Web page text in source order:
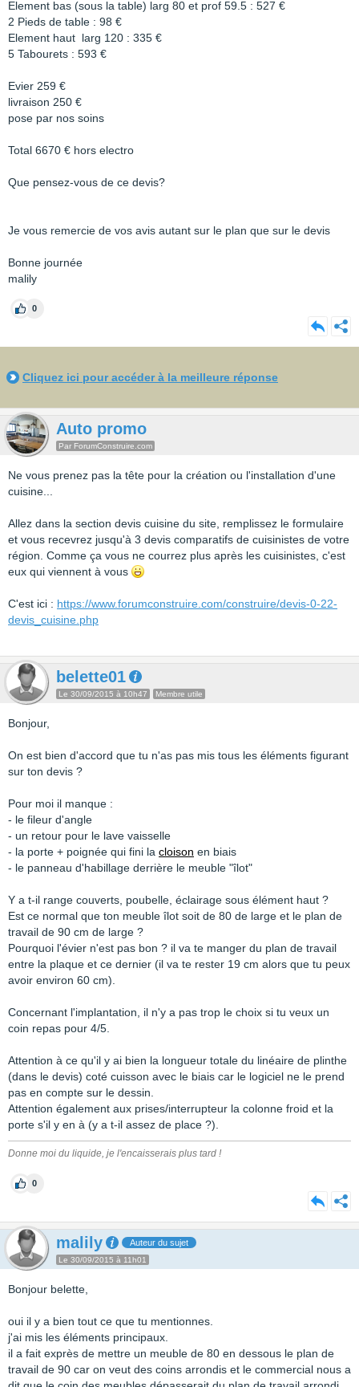
Element bas (sous la table) larg 80 et prof 59.5 : 527 €
2 Pieds de table : 98 €
Element haut larg 120 : 335 €
5 Tabourets : 593 €
Evier 259 €
livraison 250 €
pose par nos soins
Total 6670 € hors electro
Que pensez-vous de ce devis?
Je vous remercie de vos avis autant sur le plan que sur le devis
Bonne journée
malily
0
Cliquez ici pour accéder à la meilleure réponse
Auto promo
Par ForumConstruire.com
Ne vous prenez pas la tête pour la création ou l'installation d'une
cuisine...
Allez dans la section devis cuisine du site, remplissez le formulaire
et vous recevrez jusqu'à 3 devis comparatifs de cuisinistes de votre
région. Comme ça vous ne courrez plus après les cuisinistes, c'est
eux qui viennent à vous
C'est ici : https://www.forumconstruire.com/construire/devis-0-22-
devis_cuisine.php
belette01
Le 30/09/2015 à 10h47 Membre utile
Bonjour,
On est bien d'accord que tu n'as pas mis tous les éléments figurant
sur ton devis ?
Pour moi il manque :
- le fileur d'angle
- un retour pour le lave vaisselle
- la porte + poignée qui fini la cloison en biais
- le panneau d'habillage derrière le meuble "îlot"
Y a t-il range couverts, poubelle, éclairage sous élément haut ?
Est ce normal que ton meuble îlot soit de 80 de large et le plan de
travail de 90 cm de large ?
Pourquoi l'évier n'est pas bon ? il va te manger du plan de travail
entre la plaque et ce dernier (il va te rester 19 cm alors que tu peux
avoir environ 60 cm).
Concernant l'implantation, il n'y a pas trop le choix si tu veux un
coin repas pour 4/5.
Attention à ce qu'il y ai bien la longueur totale du linéaire de plinthe
(dans le devis) coté cuisson avec le biais car le logiciel ne le prend
pas en compte sur le dessin.
Attention également aux prises/interrupteur la colonne froid et la
porte s'il y en à (y a t-il assez de place ?).
Donne moi du liquide, je l'encaisserais plus tard !
0
malily Auteur du sujet
Le 30/09/2015 à 11h01
Bonjour belette,
oui il y a bien tout ce que tu mentionnes.
j'ai mis les éléments principaux.
il a fait exprès de mettre un meuble de 80 en dessous le plan de
travail de 90 car on veut des coins arrondis et le commercial nous a